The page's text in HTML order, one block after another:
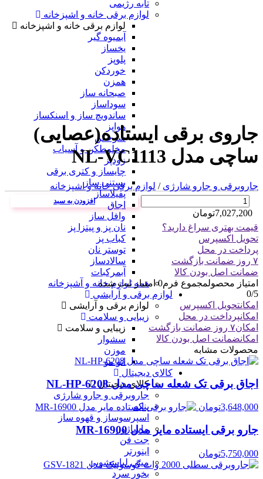
تابه رژیمی
لوازم برقی خانه و اشپزخانه
لوازم برقی خانه و اشپزخانه
آبمیوه گیر
یخساز
پلوپز
خوردکن
همزن
صبحانه ساز
سوداساز
ساندویچ ساز و اسنکساز
هواپز
سرخکن
مخلوطکن و آسیاب
زودپز
چایساز و کتری برقی
بستنی ساز
پفیلاساز
اجاق
وافل ساز
نان پز و پیتزا پز
کباب پز
توستر نان
سالادساز
آبمرکبات
همه لوازم خانه و آشپزخانه
لوازم برقی و آرایشی
لوازم برقی و آرایشی
زیبایی و سلامت
زیبایی و سلامت
سشوار
موزن
اتو مو
کالای دیجیتال
کالای دیجیتال
جاروبرقی و جارو شارژی
پنکه
اسپرسوساز و قهوه ساز
ماساژور
جت فن
اینورتر
مینی لباسشویی
بخور سرد
جاروی برقی ایستاده(عصایی)
ساچی مدل NL-VC1113
جاروبرقی و جارو شارژی / لوازم برقی خانه و اشپزخانه
تعداد
افزودن به سبد
7,027,200تومان
قیمت بهتری سراغ دارید؟
تحویل اکسپرس
پرداخت در محل
۷ روز ضمانت بازگشت
ضمانت اصل بودن کالا
امتیاز محصولمجموع فرم0امتیاز ثبت شده
0/5
امکانتحویل اکسپرس
امکانپرداخت در محل
امکان۷ روز ضمانت بازگشت
امکانضمانت اصل بودن کالا
محصولات مشابه
اجاق برقی تک شعله ساچی مدل NL-HP-6208
3,648,000تومان
جارو برقی ایستاده مایر مدل MR-16900
5,750,000تومان